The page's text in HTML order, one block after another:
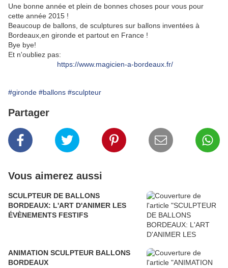
Une bonne année et plein de bonnes choses pour vous pour
cette année 2015 !
Beaucoup de ballons, de sculptures sur ballons inventées à
Bordeaux,en gironde et partout en France !
Bye bye!
Et n'oubliez pas:
https://www.magicien-a-bordeaux.fr/
#gironde #ballons #sculpteur
Partager
Vous aimerez aussi
SCULPTEUR DE BALLONS
BORDEAUX: L'ART D'ANIMER LES
ÉVÈNEMENTS FESTIFS
ANIMATION SCULPTEUR BALLONS
BORDEAUX